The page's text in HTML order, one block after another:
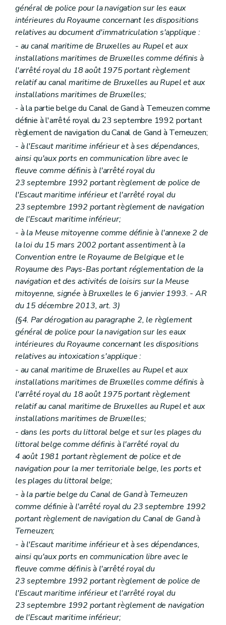
général de police pour la navigation sur les eaux
intérieures du Royaume concernant les dispositions
relatives au document d'immatriculation s'applique :
- au canal maritime de Bruxelles au Rupel et aux
installations maritimes de Bruxelles comme définis à
l'arrêté royal du 18 août 1975 portant règlement
relatif au canal maritime de Bruxelles au Rupel et aux
installations maritimes de Bruxelles;
- à la partie belge du Canal de Gand à Terneuzen comme
définie à l'arrêté royal du 23 septembre 1992 portant
règlement de navigation du Canal de Gand à Terneuzen;
- à l'Escaut maritime inférieur et à ses dépendances,
ainsi qu'aux ports en communication libre avec le
fleuve comme définis à l'arrêté royal du
23 septembre 1992 portant règlement de police de
l'Escaut maritime inférieur et l'arrêté royal du
23 septembre 1992 portant règlement de navigation
de l'Escaut maritime inférieur;
- à la Meuse mitoyenne comme définie à l'annexe 2 de
la loi du 15 mars 2002 portant assentiment à la
Convention entre le Royaume de Belgique et le
Royaume des Pays-Bas portant réglementation de la
navigation et des activités de loisirs sur la Meuse
mitoyenne, signée à Bruxelles le 6 janvier 1993. - AR
du 15 décembre 2013, art. 3)
(§4. Par dérogation au paragraphe 2, le règlement
général de police pour la navigation sur les eaux
intérieures du Royaume concernant les dispositions
relatives au intoxication s'applique :
- au canal maritime de Bruxelles au Rupel et aux
installations maritimes de Bruxelles comme définis à
l'arrêté royal du 18 août 1975 portant règlement
relatif au canal maritime de Bruxelles au Rupel et aux
installations maritimes de Bruxelles;
- dans les ports du littoral belge et sur les plages du
littoral belge comme définis à l'arrêté royal du
4 août 1981 portant règlement de police et de
navigation pour la mer territoriale belge, les ports et
les plages du littoral belge;
- à la partie belge du Canal de Gand à Terneuzen
comme définie à l'arrêté royal du 23 septembre 1992
portant règlement de navigation du Canal de Gand à
Terneuzen;
- à l'Escaut maritime inférieur et à ses dépendances,
ainsi qu'aux ports en communication libre avec le
fleuve comme définis à l'arrêté royal du
23 septembre 1992 portant règlement de police de
l'Escaut maritime inférieur et l'arrêté royal du
23 septembre 1992 portant règlement de navigation
de l'Escaut maritime inférieur;